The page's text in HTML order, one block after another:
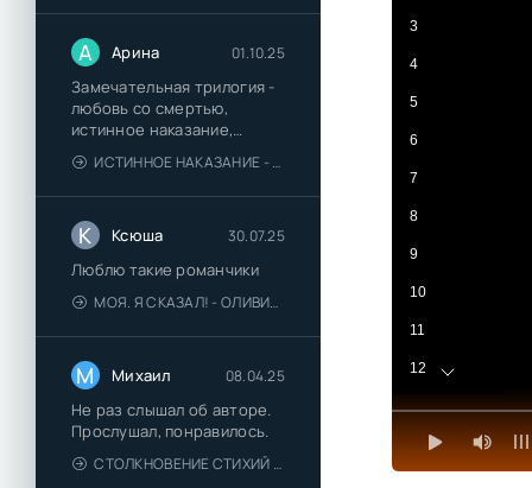
А Арина 01.10.25
Замечательная трилогия -
любовь со смертью,
истинное наказание,
любимая для монстра -
понравились
ИСТИННОЕ НАКАЗАНИЕ - ОЛЬГА ГУСЕЙНОВА
К Ксюша 30.07.25
Люблю такие романчики
МОЯ. Я СКАЗАЛ! - ОЛИВИЯ ЛЕЙК
М Михаил 08.04.25
Не раз слышал об авторе.
Прослушал, понравилось.
СТОЛКНОВЕНИЕ СТИХИЙ - ВАЛЕРИЙ ГУМИНСКИЙ
3
4
5
6
7
8
9
10
11
12
13